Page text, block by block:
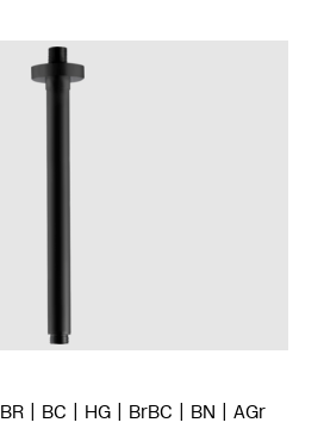
BR BC HG BrBC BN AGr